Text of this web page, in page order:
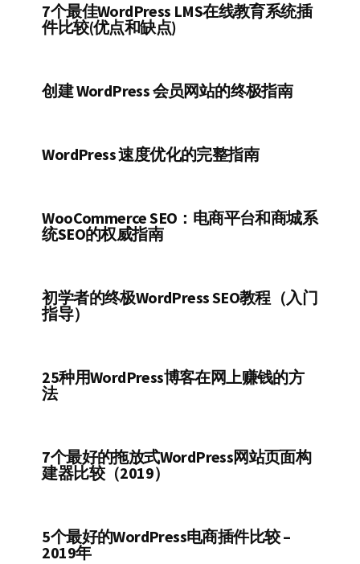
7个最佳WordPress LMS在线教育系统插
件比较(优点和缺点)
创建 WordPress 会员网站的终极指南
WordPress 速度优化的完整指南
WooCommerce SEO：电商平台和商城系
统SEO的权威指南
初学者的终极WordPress SEO教程（入门
指导）
25种用WordPress博客在网上赚钱的方
法
7个最好的拖放式WordPress网站页面构
建器比较（2019）
5个最好的WordPress电商插件比较 –
2019年